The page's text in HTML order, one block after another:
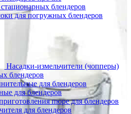
блендеров
для погружных блендеров
Насадки-измельчители (чопперы)
блендеров
для блендеров
для блендеров
пюре для блендеров
для блендеров